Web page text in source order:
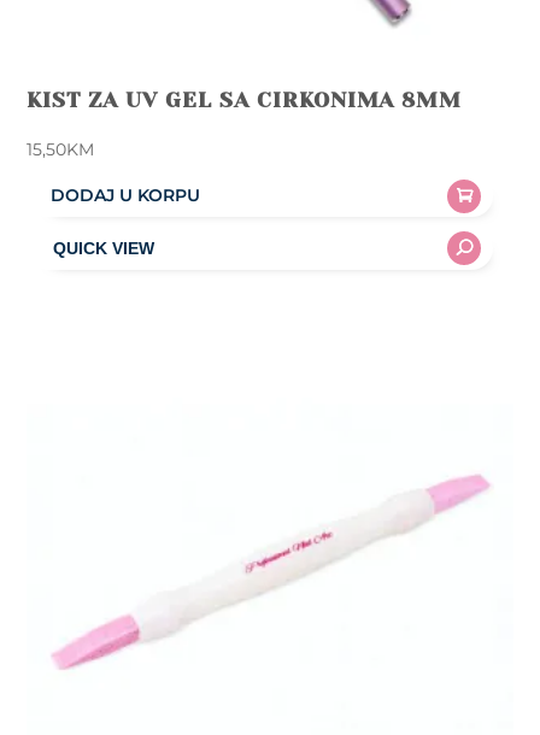
KIST ZA UV GEL SA CIRKONIMA 8MM
15,50KM
DODAJ U KORPU